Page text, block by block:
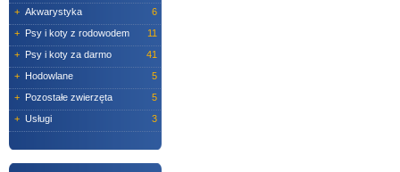
+ Akwarystyka
6
+ Psy i koty z rodowodem
11
+ Psy i koty za darmo
41
+ Hodowlane
5
+ Pozostałe zwierzęta
5
+ Usługi 3